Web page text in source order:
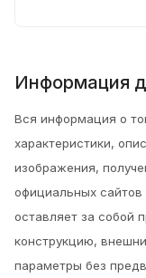
Информация
Вся информация о
характеристики,
изображения,
официальных сайтов
оставляет за собой
конструкцию,
параметры без